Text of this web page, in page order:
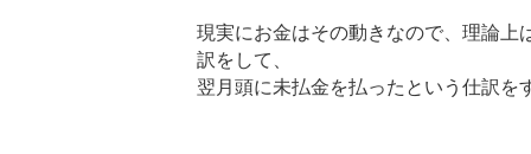
現実にお金はその動きなので、理論上
訳をして、
翌月頭に未払金を払ったという仕訳を